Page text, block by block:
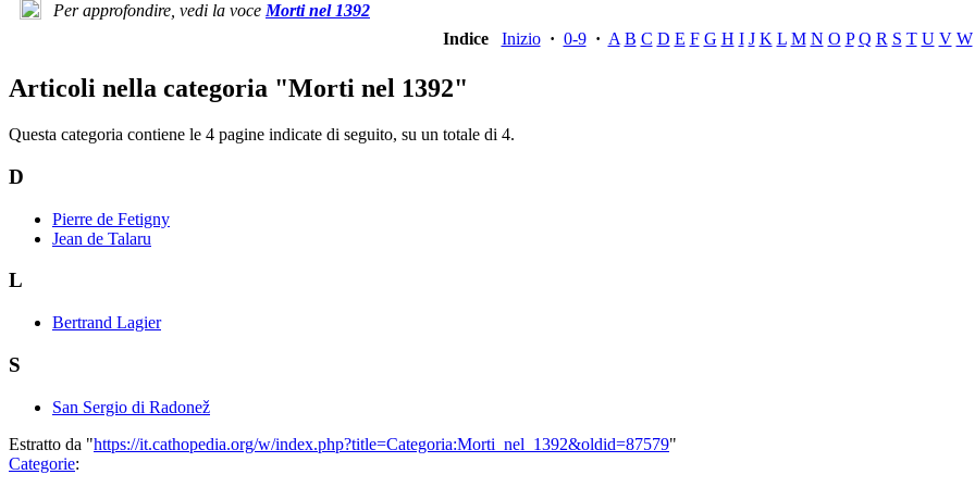
Per approfondire, vedi la voceMorti nel 1392
Indice
Inizio · 0-9 · A B C D E F G H I J K L M N O P Q R S T U V W
Articoli nella categoria "Morti nel 1392"
Questa categoria contiene le 4 pagine indicate di seguito, su un totale di 4.
D
Pierre de Fetigny
Jean de Talaru
L
Bertrand Lagier
S
San Sergio di Radonež
Estratto da "https://it.cathopedia.org/w/index.php?title=Categoria:Morti_nel_1392&oldid=87579"
Categorie: